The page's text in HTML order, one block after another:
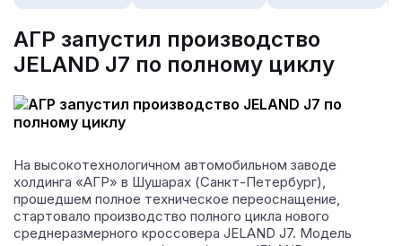
АГР запустил производство
JELAND J7 по полному циклу
На высокотехнологичном автомобильном заводе
холдинга «АГР» в Шушарах (Санкт-Петербург),
прошедшем полное техническое переоснащение,
стартовало производство полного цикла нового
среднеразмерного кроссовера JELAND J7. Модель